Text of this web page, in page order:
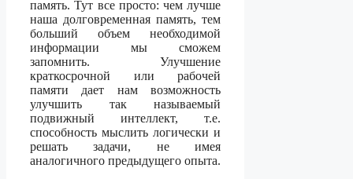
память. Тут все просто: чем лучше
наша долговременная память, тем
больший объем необходимой
информации мы сможем
запомнить. Улучшение
краткосрочной или рабочей
памяти дает нам возможность
улучшить так называемый
подвижный интеллект, т.е.
способность мыслить логически и
решать задачи, не имея
аналогичного предыдущего опыта.